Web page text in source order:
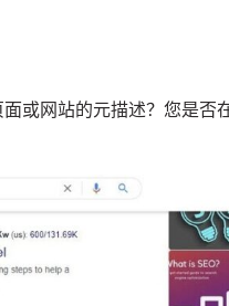
或网站的元描述？您是否